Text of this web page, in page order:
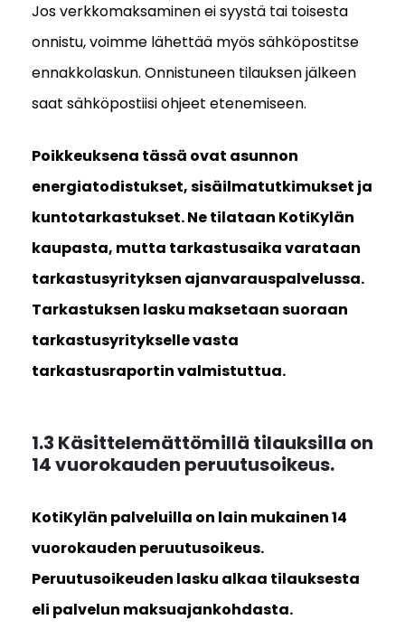
Jos verkkomaksaminen ei syystä tai toisesta
onnistu, voimme lähettää myös sähköpostitse
ennakkolaskun. Onnistuneen tilauksen jälkeen
saat sähköpostiisi ohjeet etenemiseen.
Poikkeuksena tässä ovat asunnon
energiatodistukset, sisäilmatutkimukset ja
kuntotarkastukset. Ne tilataan KotiKylän
kaupasta, mutta tarkastusaika varataan
tarkastusyrityksen ajanvarauspalvelussa.
Tarkastuksen lasku maksetaan suoraan
tarkastusyritykselle vasta
tarkastusraportin valmistuttua.
1.3 Käsittelemättömillä tilauksilla on
14 vuorokauden peruutusoikeus.
KotiKylän palveluilla on lain mukainen 14
vuorokauden peruutusoikeus.
Peruutusoikeuden lasku alkaa tilauksesta
eli palvelun maksuajankohdasta.